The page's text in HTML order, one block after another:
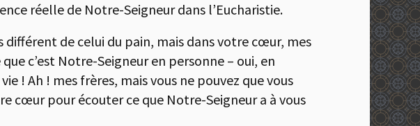
réelle de Notre-Seigneur dans l’Eucharistie.
différent de celui du pain, mais dans votre cœur, mes
c’est Notre-Seigneur en personne – oui, en
! Ah ! mes frères, mais vous ne pouvez que vous
cœur pour écouter ce que Notre-Seigneur a à vous